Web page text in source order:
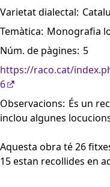
Varietat dialectal:
Temàtica: Monografia
Núm. de pàgines: 5
https://raco.cat/
6
Observacions: És un
inclou algunes
Aquesta obra té 26
15 estan recollides en